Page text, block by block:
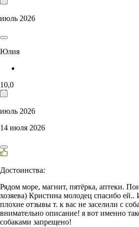
июль 2026
Юлия
10,0
июль 2026
14 июля 2026
Достоинства:
Рядом море, магнит, пятёрка, аптеки.
хозяева) Кристина молодец спасибо
плохие отзывы т. к вас не заселили с
внимательно описание! я вот именно
собаками запрещено!